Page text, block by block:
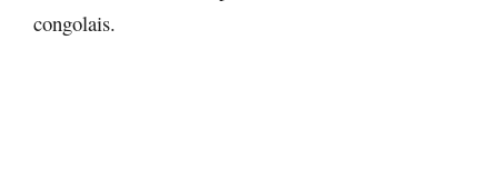
congolais.